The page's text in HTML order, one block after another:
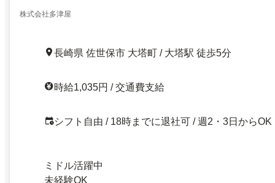
株式会社多津屋
長崎県 佐世保市 大塔町 / 大塔駅 徒歩5分
時給1,035円 / 交通費支給
シフト自由 / 18時までに退社可 / 週2・3日からOK
ミドル活躍中
未経験OK